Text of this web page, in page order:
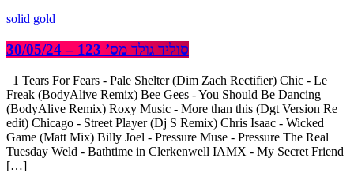
solid gold
סוליד גולד מס’ 123 – 30/05/24
1 Tears For Fears - Pale Shelter (Dim Zach Rectifier) Chic - Le
Freak (BodyAlive Remix) Bee Gees - You Should Be Dancing
(BodyAlive Remix) Roxy Music - More than this (Dgt Version Re
edit) Chicago - Street Player (Dj S Remix) Chris Isaac - Wicked
Game (Matt Mix) Billy Joel - Pressure Muse - Pressure The Real
Tuesday Weld - Bathtime in Clerkenwell IAMX - My Secret Friend
[…]